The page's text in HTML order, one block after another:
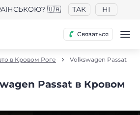
🇺🇦 ТАК НІ
Связаться
в Кровом Роге Volkswagen Passat
Passat в Кровом